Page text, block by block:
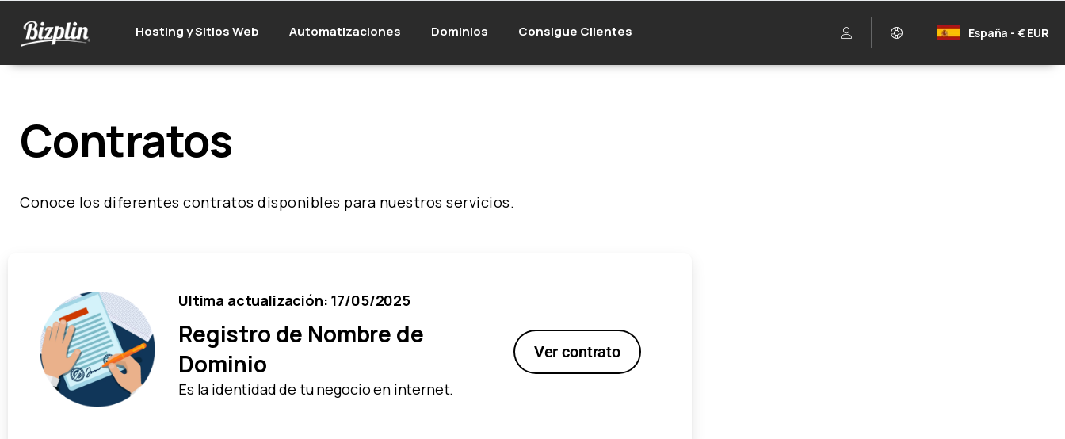
Hosting y Sitios Web Automatizaciones Dominios Consigue Clientes España - € EUR
Contratos
Conoce los diferentes contratos disponibles para nuestros servicios.
Ultima actualización: 17/05/2025
Registro de Nombre de
Dominio
Es la identidad de tu negocio en internet.
Ver contrato